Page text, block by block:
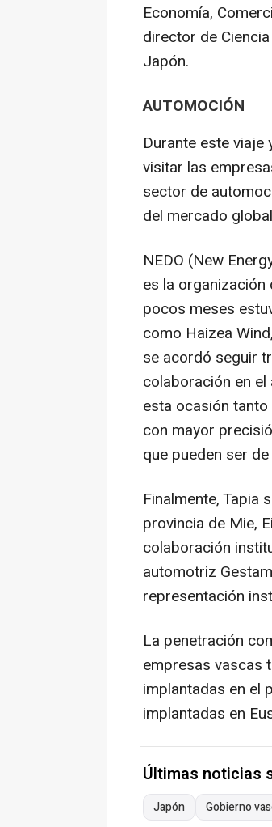
Economía,
director de
Japón.
AUTOMOCIÓN
Durante este
visitar las
sector de
del mercado
NEDO (New
es la organización
pocos meses
como Haizea
se acordó seguir
colaboración en
esta ocasión
con mayor
que pueden ser
Finalmente, Tapia
provincia de Mie,
colaboración
automotriz
representación
La penetración
empresas vascas
implantadas en el
implantadas en
Últimas noticias
Japón Gobierno